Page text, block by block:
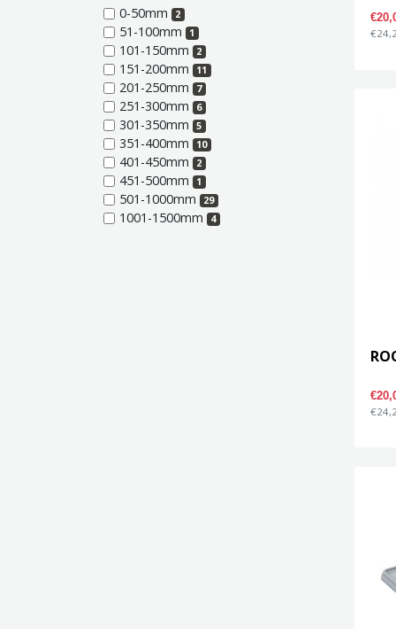
0-50mm
2
51-100mm 1
101-150mm 2
151-200mm 11
201-250mm 7
251-300mm 6
301-350mm 5
351-400mm 10
401-450mm 2
451-500mm 1
501-1000mm 29
1001-1500mm 4